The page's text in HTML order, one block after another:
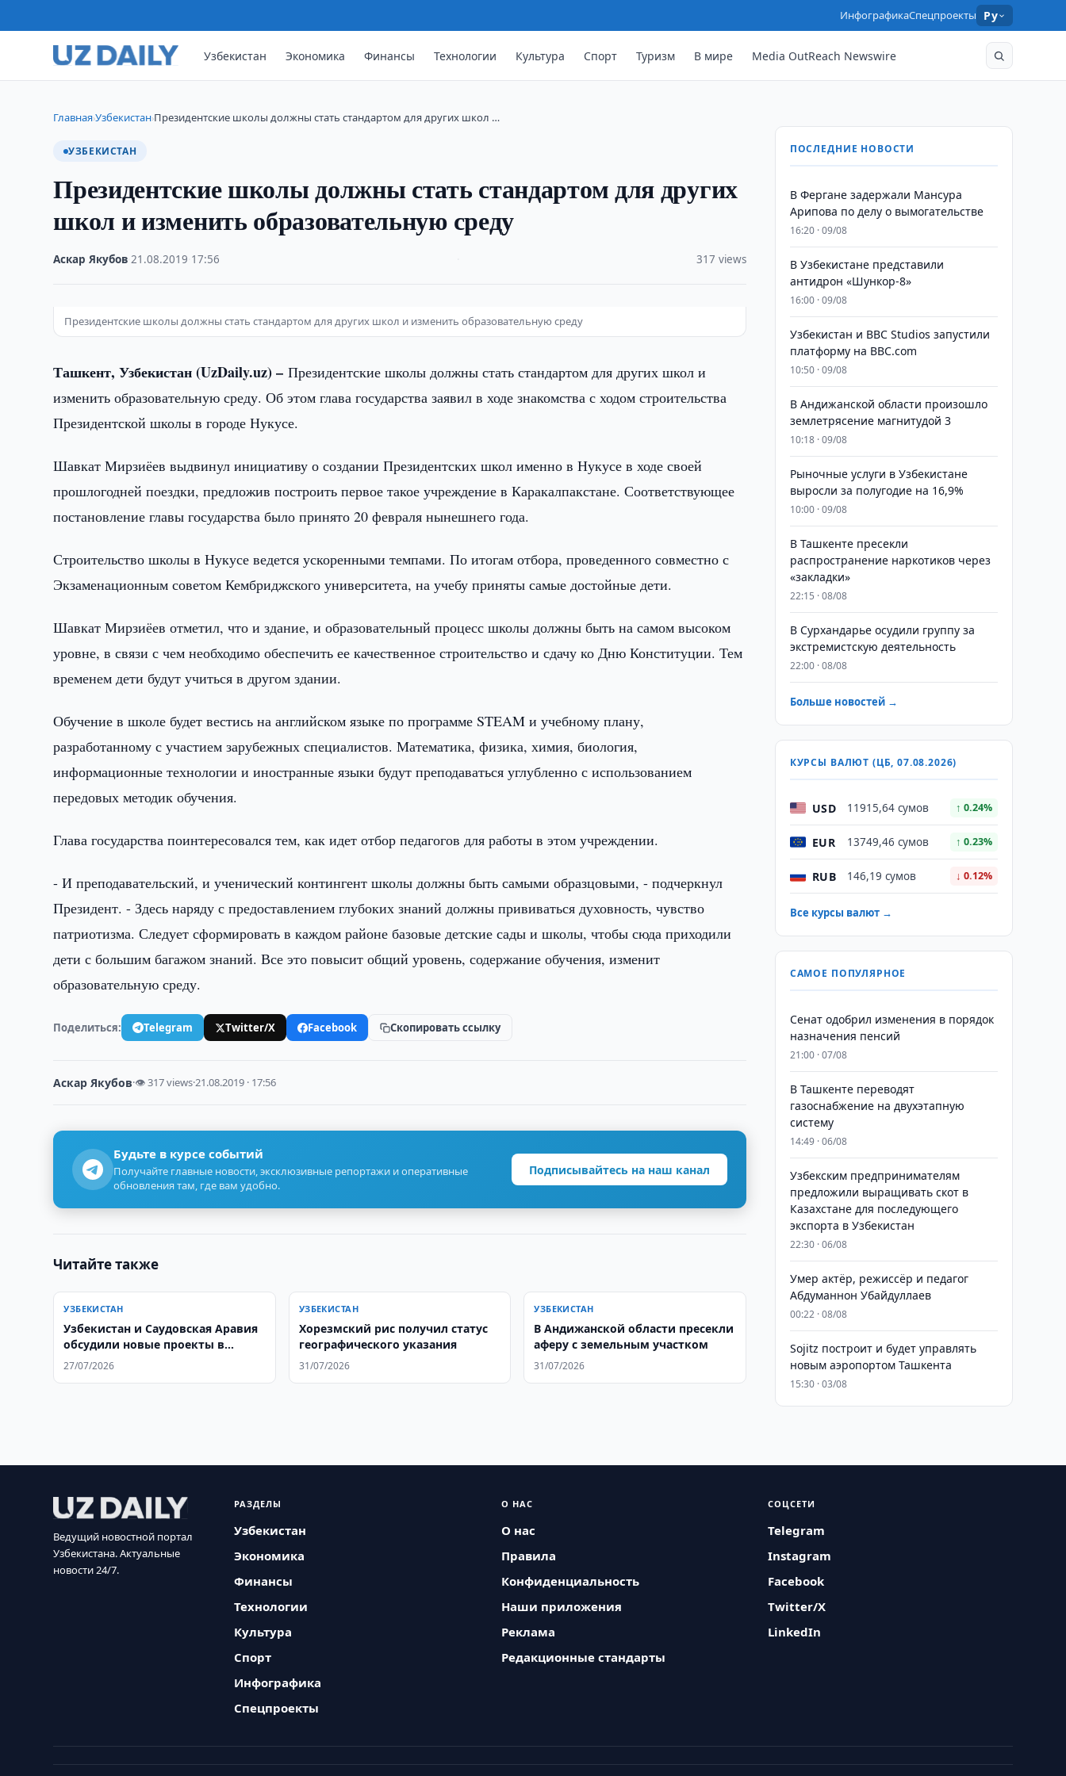
ИнфографикаСпецпроекты Ру
Узбекистан Экономика Финансы Технологии Культура Спорт Туризм В мире Media OutReach Newswire
Главная›Узбекистан›Президентские школы должны стать стандартом для других школ …
УЗБЕКИСТАН
Президентские школы должны стать стандартом для других
школ и изменить образовательную среду
Аскар Якубов ·21.08.2019 17:56 317 views
Президентские школы должны стать стандартом для других школ и изменить образовательную среду
Ташкент, Узбекистан (UzDaily.uz) – Президентские школы должны стать стандартом для других школ и
изменить образовательную среду. Об этом глава государства заявил в ходе знакомства с ходом строительства
Президентской школы в городе Нукусе.
Шавкат Мирзиёев выдвинул инициативу о создании Президентских школ именно в Нукусе в ходе своей
прошлогодней поездки, предложив построить первое такое учреждение в Каракалпакстане. Соответствующее
постановление главы государства было принято 20 февраля нынешнего года.
Строительство школы в Нукусе ведется ускоренными темпами. По итогам отбора, проведенного совместно с
Экзаменационным советом Кембриджского университета, на учебу приняты самые достойные дети.
Шавкат Мирзиёев отметил, что и здание, и образовательный процесс школы должны быть на самом высоком
уровне, в связи с чем необходимо обеспечить ее качественное строительство и сдачу ко Дню Конституции. Тем
временем дети будут учиться в другом здании.
Обучение в школе будет вестись на английском языке по программе STEAM и учебному плану,
разработанному с участием зарубежных специалистов. Математика, физика, химия, биология,
информационные технологии и иностранные языки будут преподаваться углубленно с использованием
передовых методик обучения.
Глава государства поинтересовался тем, как идет отбор педагогов для работы в этом учреждении.
- И преподавательский, и ученический контингент школы должны быть самыми образцовыми, - подчеркнул
Президент. - Здесь наряду с предоставлением глубоких знаний должны прививаться духовность, чувство
патриотизма. Следует сформировать в каждом районе базовые детские сады и школы, чтобы сюда приходили
дети с большим багажом знаний. Все это повысит общий уровень, содержание обучения, изменит
образовательную среду.
Поделиться: Telegram Twitter/X Facebook Скопировать ссылку
Аскар Якубов·👁 317 views·21.08.2019 · 17:56
Будьте в курсе событий
Получайте главные новости, эксклюзивные репортажи и оперативные
обновления там, где вам удобно.
Подписывайтесь на наш канал
Читайте также
УЗБЕКИСТАН
Узбекистан и Саудовская Аравия
обсудили новые проекты в
медицине
27/07/2026
УЗБЕКИСТАН
Хорезмский рис получил статус
географического указания
31/07/2026
УЗБЕКИСТАН
В Андижанской области пресекли
аферу с земельным участком
31/07/2026
ПОСЛЕДНИЕ НОВОСТИ
В Фергане задержали Мансура
Арипова по делу о вымогательстве
16:20 · 09/08
В Узбекистане представили
антидрон «Шункор-8»
16:00 · 09/08
Узбекистан и BBC Studios запустили
платформу на BBC.com
10:50 · 09/08
В Андижанской области произошло
землетрясение магнитудой 3
10:18 · 09/08
Рыночные услуги в Узбекистане
выросли за полугодие на 16,9%
10:00 · 09/08
В Ташкенте пресекли
распространение наркотиков через
«закладки»
22:15 · 08/08
В Сурхандарье осудили группу за
экстремистскую деятельность
22:00 · 08/08
Больше новостей →
КУРСЫ ВАЛЮТ (ЦБ, 07.08.2026)
USD 11915,64 сумов ↑ 0.24%
EUR 13749,46 сумов ↑ 0.23%
RUB 146,19 сумов ↓ 0.12%
Все курсы валют →
САМОЕ ПОПУЛЯРНОЕ
Сенат одобрил изменения в порядок
назначения пенсий
21:00 · 07/08
В Ташкенте переводят
газоснабжение на двухэтапную
систему
14:49 · 06/08
Узбекским предпринимателям
предложили выращивать скот в
Казахстане для последующего
экспорта в Узбекистан
22:30 · 06/08
Умер актёр, режиссёр и педагог
Абдуманнон Убайдуллаев
00:22 · 08/08
Sojitz построит и будет управлять
новым аэропортом Ташкента
15:30 · 03/08
Ведущий новостной портал
Узбекистана. Актуальные
новости 24/7.
РАЗДЕЛЫ
Узбекистан
Экономика
Финансы
Технологии
Культура
Спорт
Инфографика
Спецпроекты
О НАС
О нас
Правила
Конфиденциальность
Наши приложения
Реклама
Редакционные стандарты
СОЦСЕТИ
Telegram
Instagram
Facebook
Twitter/X
LinkedIn